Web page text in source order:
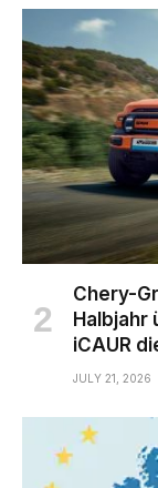
Chery-
Halbjahr
iCAUR
JULY 21, 2026